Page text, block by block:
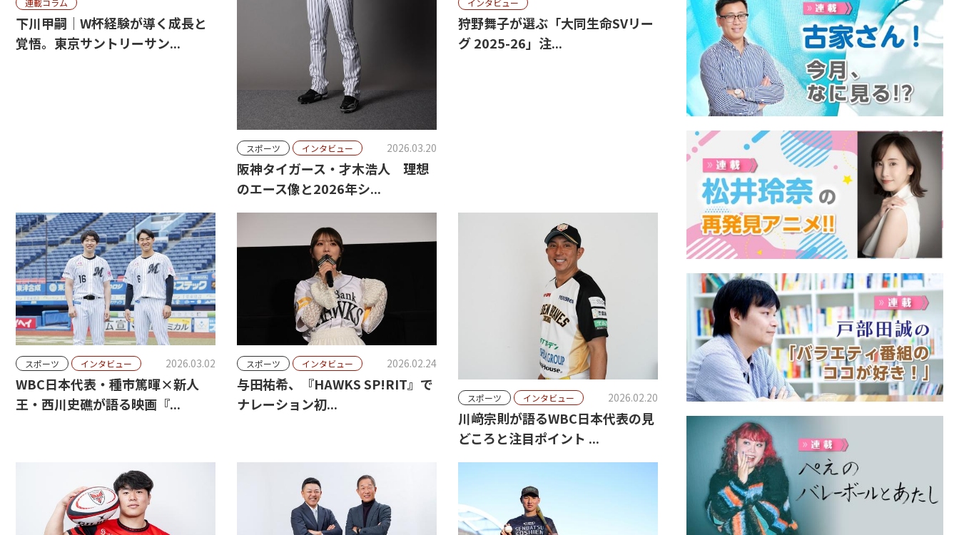
連載コラム
下川甲嗣｜W杯経験が導く成長と
覚悟。東京サントリーサン...
スポーツ インタビュー 2026.03.20
阪神タイガース・才木浩人 理想
のエース像と2026年シ...
インタビュー
狩野舞子が選ぶ「大同生命SVリー
グ 2025-26」注...
スポーツ インタビュー 2026.03.02
WBC日本代表・種市篤暉×新人
王・西川史礁が語る映画『...
スポーツ インタビュー 2026.02.24
与田祐希、『HAWKS SP!RIT』で
ナレーション初...
スポーツ インタビュー 2026.02.20
川﨑宗則が語るWBC日本代表の見
どころと注目ポイント ...